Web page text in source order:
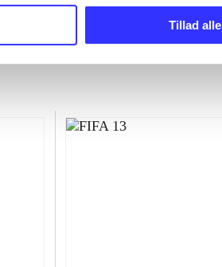
Tillad alle
Superbike 2000 : SBK
championship